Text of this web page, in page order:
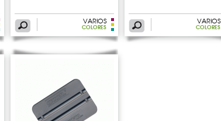
VARIOS
COLORES
VARIOS
COLORES